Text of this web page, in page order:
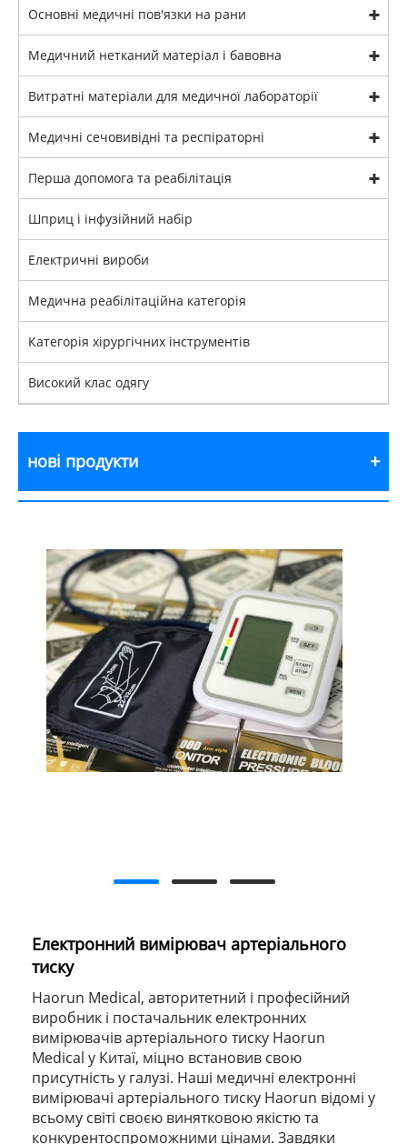
Основні медичні пов'язки на рани
Медичний нетканий матеріал і бавовна
Витратні матеріали для медичної лабораторії
Медичні сечовивідні та респіраторні
Перша допомога та реабілітація
Шприц і інфузійний набір
Електричні вироби
Медична реабілітаційна категорія
Категорія хірургічних інструментів
Високий клас одягу
нові продукти
Електронний вимірювач артеріального
тиску
Haorun Medical, авторитетний і професійний
виробник і постачальник електронних
вимірювачів артеріального тиску Haorun
Medical у Китаї, міцно встановив свою
присутність у галузі. Наші медичні електронні
вимірювачі артеріального тиску Haorun відомі у
всьому світі своєю винятковою якістю та
конкурентоспроможними цінами. Завдяки